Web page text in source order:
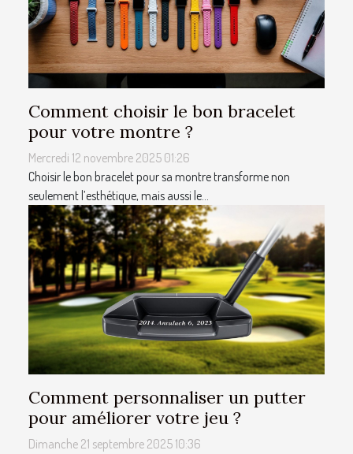
Comment choisir le bon bracelet
pour votre montre ?
Mercredi 12 novembre 2025 01:26
Choisir le bon bracelet pour sa montre transforme non
seulement l’esthétique, mais aussi le...
Comment personnaliser un putter
pour améliorer votre jeu ?
Dimanche 21 septembre 2025 10:36